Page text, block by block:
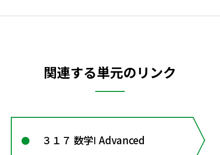
関連する単元のリンク
３１７ 数学Ⅰ Advanced